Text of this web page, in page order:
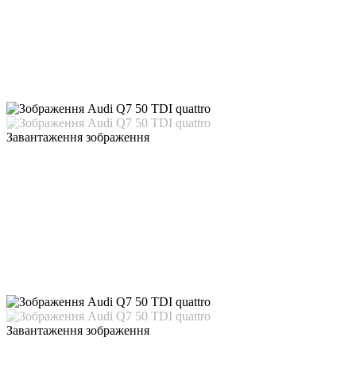
Завантаження зображення
Завантаження зображення